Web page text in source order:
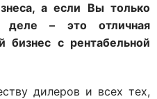
а если Вы только
деле – это отличная
бизнес с рентабельной
дилеров и всех тех,